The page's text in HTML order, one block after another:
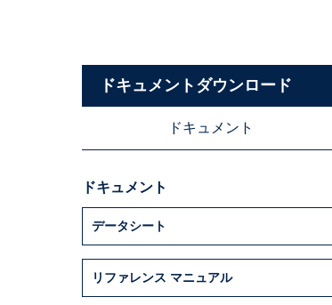
ドキュメントダウンロード
ドキュメント
ドキュメント
データシート
リファレンス マニュアル